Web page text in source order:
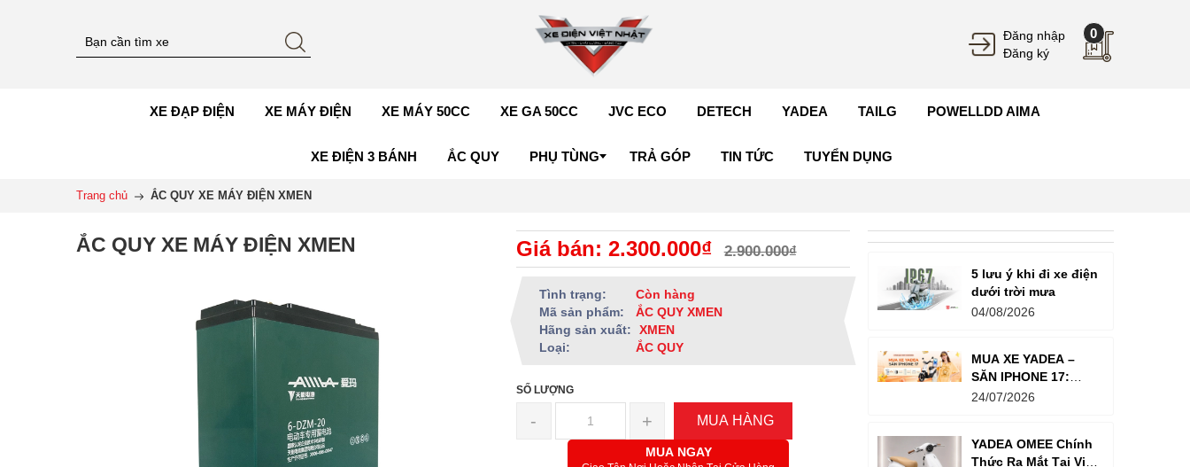
Đăng nhập
Đăng ký
0
XE ĐẠP ĐIỆN XE MÁY ĐIỆN XE MÁY 50CC XE GA 50CC JVC ECO DETECH YADEA TAILG POWELLDD AIMA
XE ĐIỆN 3 BÁNH ẮC QUY PHỤ TÙNG TRẢ GÓP TIN TỨC TUYỂN DỤNG
Trang chủ ẮC QUY XE MÁY ĐIỆN XMEN
ẮC QUY XE MÁY ĐIỆN XMEN Giá bán: 2.300.000₫ 2.900.000₫
Tình trạng:
Còn hàng
Mã sản phẩm:
ẮC QUY XMEN
Hãng sản xuất:
XMEN
Loại:
ẮC QUY
SỐ LƯỢNG
- + MUA HÀNG
MUA NGAY
5 lưu ý khi đi xe điện
dưới trời mưa
04/08/2026
MUA XE YADEA –
SĂN IPHONE 17:
Tổng Giá Trị Giải
24/07/2026
YADEA OMEE Chính
Thức Ra Mắt Tại Việt